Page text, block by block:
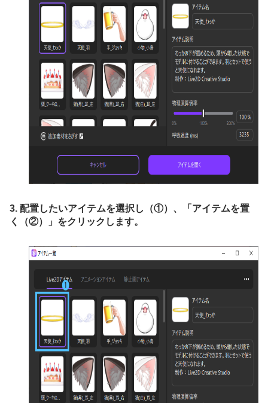
3. 配置したいアイテムを選択し（①）、「アイテムを置
く（②）」をクリックします。